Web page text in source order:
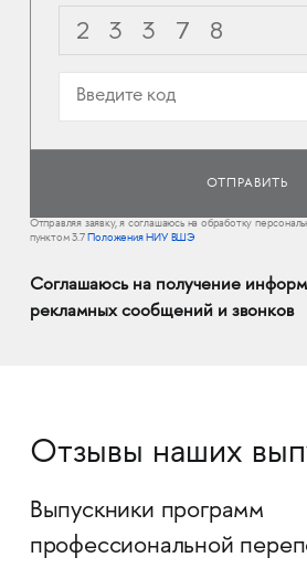
Отправляя заявку, я соглашаюсь на обработку
пунктом 3.7Положения НИУ ВШЭ
Соглашаюсь на получение
рекламных сообщений и звонков
Отзывы наших
Выпускники программ
профессиональной